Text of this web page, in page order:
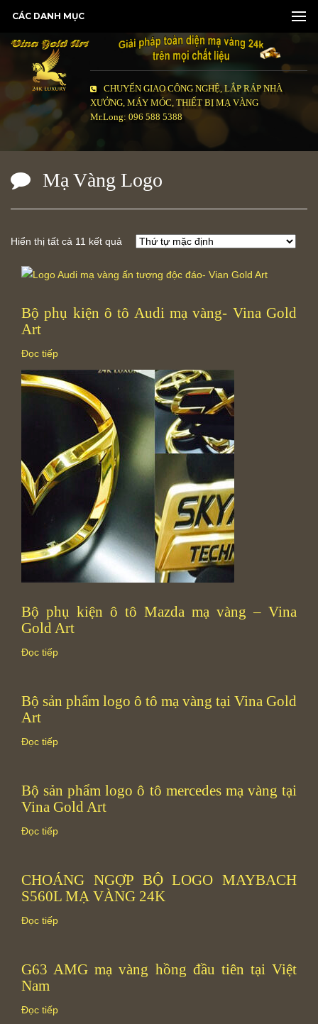
CÁC DANH MỤC
CHUYỂN GIAO CÔNG NGHỆ, LẮP RÁP NHÀ
XƯỞNG, MÁY MÓC, THIẾT BỊ MẠ VÀNG
Mr.Long: 096 588 5388
Mạ Vàng Logo
Hiển thị tất cả 11 kết quả
Bộ phụ kiện ô tô Audi mạ vàng- Vina Gold
Art
Đọc tiếp
Bộ phụ kiện ô tô Mazda mạ vàng – Vina
Gold Art
Đọc tiếp
Bộ sản phẩm logo ô tô mạ vàng tại Vina Gold
Art
Đọc tiếp
Bộ sản phẩm logo ô tô mercedes mạ vàng tại
Vina Gold Art
Đọc tiếp
CHOÁNG NGỢP BỘ LOGO MAYBACH
S560L MẠ VÀNG 24K
Đọc tiếp
G63 AMG mạ vàng hồng đầu tiên tại Việt
Nam
Đọc tiếp